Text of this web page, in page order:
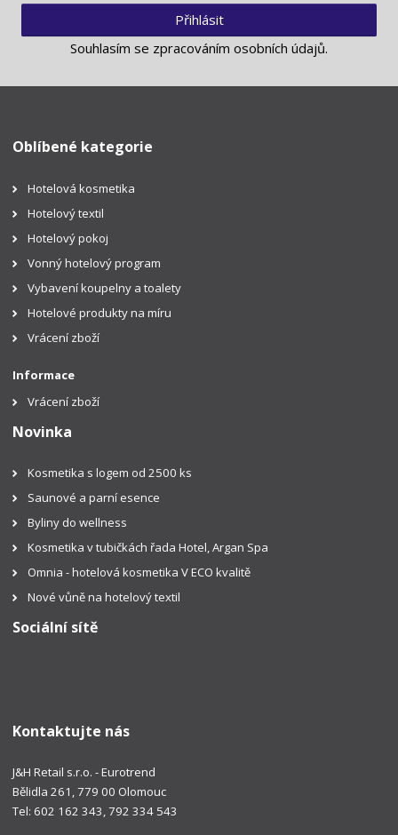
Přihlásit
Souhlasím se zpracováním osobních údajů.
Oblíbené kategorie
Hotelová kosmetika
Hotelový textil
Hotelový pokoj
Vonný hotelový program
Vybavení koupelny a toalety
Hotelové produkty na míru
Vrácení zboží
Informace
Vrácení zboží
Novinka
Kosmetika s logem od 2500 ks
Saunové a parní esence
Byliny do wellness
Kosmetika v tubičkách řada Hotel, Argan Spa
Omnia - hotelová kosmetika V ECO kvalitě
Nové vůně na hotelový textil
Sociální sítě
Kontaktujte nás
J&H Retail s.r.o. - Eurotrend
Bělidla 261, 779 00 Olomouc
Tel: 602 162 343, 792 334 543